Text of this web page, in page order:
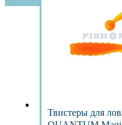
Твистеры для